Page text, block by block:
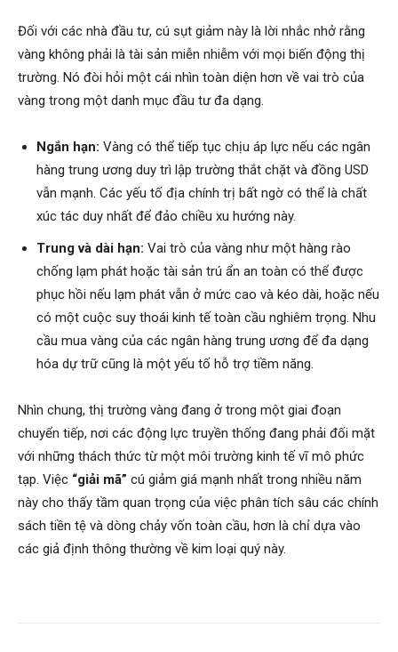
Đối với các nhà đầu tư, cú sụt giảm này là lời nhắc nhở rằng
vàng không phải là tài sản miễn nhiễm với mọi biến động thị
trường. Nó đòi hỏi một cái nhìn toàn diện hơn về vai trò của
vàng trong một danh mục đầu tư đa dạng.
Ngắn hạn: Vàng có thể tiếp tục chịu áp lực nếu các ngân
hàng trung ương duy trì lập trường thắt chặt và đồng USD
vẫn mạnh. Các yếu tố địa chính trị bất ngờ có thể là chất
xúc tác duy nhất để đảo chiều xu hướng này.
Trung và dài hạn: Vai trò của vàng như một hàng rào
chống lạm phát hoặc tài sản trú ẩn an toàn có thể được
phục hồi nếu lạm phát vẫn ở mức cao và kéo dài, hoặc nếu
có một cuộc suy thoái kinh tế toàn cầu nghiêm trọng. Nhu
cầu mua vàng của các ngân hàng trung ương để đa dạng
hóa dự trữ cũng là một yếu tố hỗ trợ tiềm năng.
Nhìn chung, thị trường vàng đang ở trong một giai đoạn
chuyển tiếp, nơi các động lực truyền thống đang phải đối mặt
với những thách thức từ một môi trường kinh tế vĩ mô phức
tạp. Việc “giải mã” cú giảm giá mạnh nhất trong nhiều năm
này cho thấy tầm quan trọng của việc phân tích sâu các chính
sách tiền tệ và dòng chảy vốn toàn cầu, hơn là chỉ dựa vào
các giả định thông thường về kim loại quý này.